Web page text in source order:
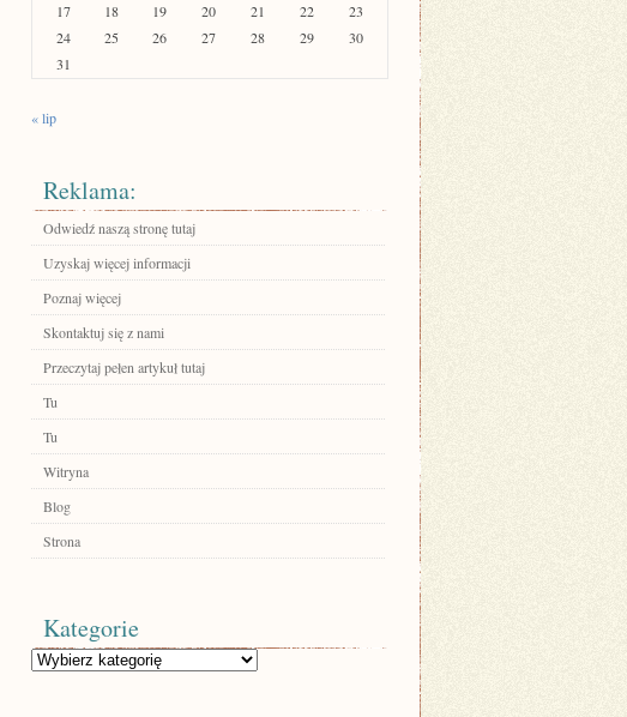
17
18 19 20 21 22
23
24
25 26 27 28 29
30
31
« lip
Reklama:
Odwiedź naszą stronę tutaj
Uzyskaj więcej informacji
Poznaj więcej
Skontaktuj się z nami
Przeczytaj pełen artykuł tutaj
Tu
Tu
Witryna
Blog
Strona
Kategorie
Kategorie